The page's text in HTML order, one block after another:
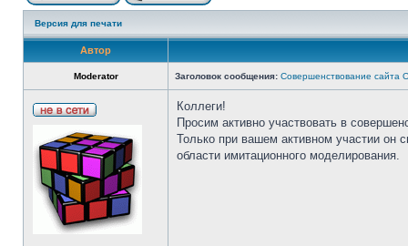
Версия для печати
Автор
Moderator Заголовок сообщения: Совершенствование сайта
Коллеги!
Просим активно участвовать в
Только при вашем активном участии он
области имитационного моделирования.